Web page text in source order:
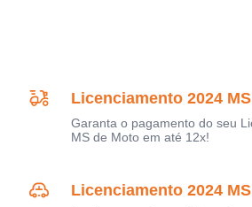
Licenciamento 2024
Garanta o pagamento do seu
MS de Moto em até 12x!
Licenciamento 2024